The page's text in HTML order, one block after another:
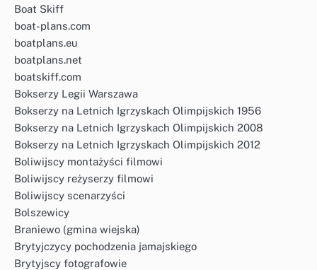
Boat Skiff
boat-plans.com
boatplans.eu
boatplans.net
boatskiff.com
Bokserzy Legii Warszawa
Bokserzy na Letnich Igrzyskach Olimpijskich 1956
Bokserzy na Letnich Igrzyskach Olimpijskich 2008
Bokserzy na Letnich Igrzyskach Olimpijskich 2012
Boliwijscy montażyści filmowi
Boliwijscy reżyserzy filmowi
Boliwijscy scenarzyści
Bolszewicy
Braniewo (gmina wiejska)
Brytyjczycy pochodzenia jamajskiego
Brytyjscy fotografowie